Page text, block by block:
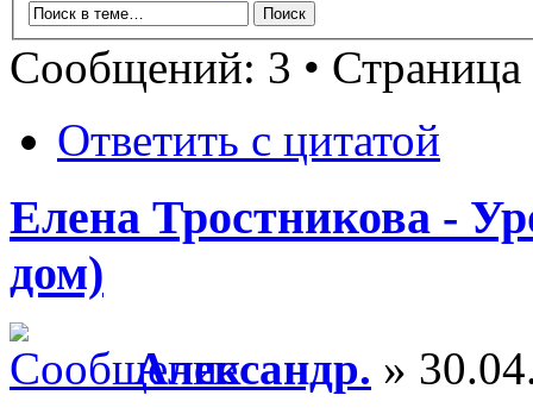
Сообщений: 3 • Страница
Ответить с цитатой
Елена Тростникова -
дом)
Александр. »